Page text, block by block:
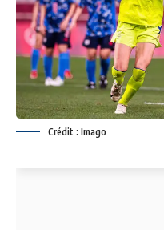
Crédit : Imago